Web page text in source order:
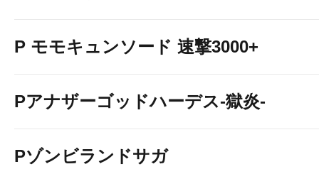
P モモキュンソード 速撃3000+
Pアナザーゴッドハーデス-獄炎-
Pゾンビランドサガ